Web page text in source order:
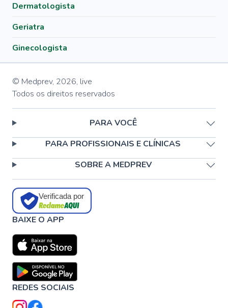
Dermatologista
Geriatra
Ginecologista
© Medprev, 2026, live
Todos os direitos reservados
PARA VOCÊ
PARA PROFISSIONAIS E CLÍNICAS
SOBRE A MEDPREV
Verificada por
BAIXE O APP
REDES SOCIAIS